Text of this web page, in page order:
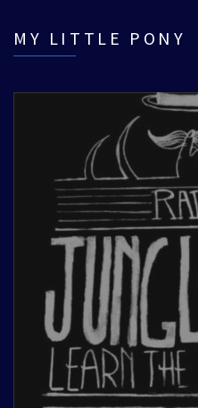
MY LITTLE PONY